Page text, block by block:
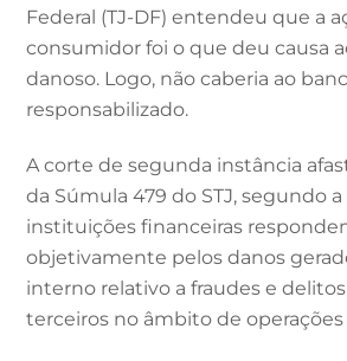
Federal (TJ-DF) entendeu que a
consumidor foi o que deu causa
danoso. Logo, não caberia ao
responsabilizado.
A corte de segunda instância
da Súmula 479 do STJ, segundo a
instituições financeiras
objetivamente pelos danos
interno relativo a fraudes e
terceiros no âmbito de operações